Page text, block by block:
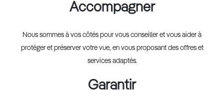
Accompagner
Nous sommes à vos côtés pour vous conseiller et vous aider à
protéger et préserver votre vue, en vous proposant des offres et
services adaptés.
Garantir